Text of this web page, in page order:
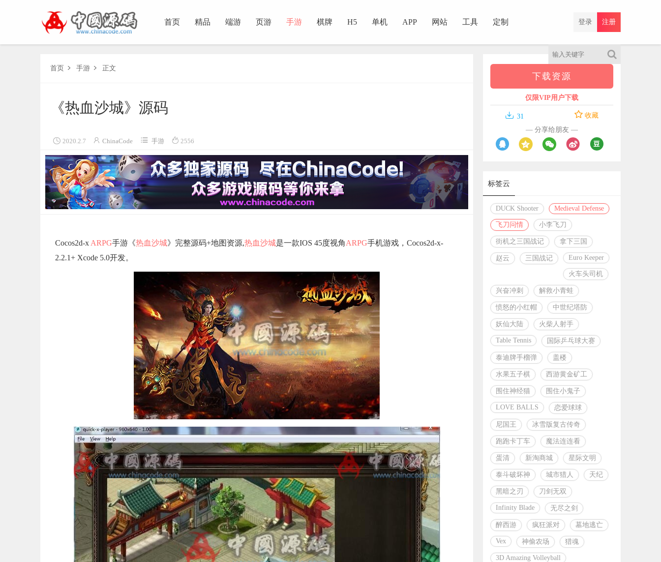
首页 精品 端游 页游 手游 棋牌 H5 单机 APP 网站 工具 定制 注册
登录
首页  手游  正文
《热血沙城》源码
 2020.2.7  ChinaCode  手游  2556
Cocos2d-x ARPG手游《热血沙城》完整源码+地图资源,热血沙城是一款IOS 45度视角ARPG手机游戏，Cocos2d-x-
2.2.1+ Xcode 5.0开发。
下载资源
仅限VIP用户下载
 31
收藏
— 分享给朋友 —
标签云
DUCK Shooter Medieval Defense
飞刀问情 小李飞刀
街机之三国战记 拿下三国
赵云 三国战记 Euro Keeper
火车头司机
兴奋冲刺 解救小青蛙
愤怒的小红帽 中世纪塔防
妖仙大陆 火柴人射手
Table Tennis 国际乒乓球大赛
泰迪牌手榴弹 盖楼
水果五子棋 西游黄金矿工
围住神经猫 围住小鬼子
LOVE BALLS 恋爱球球
尼国王 冰雪版复古传奇
跑跑卡丁车 魔法连连看
蛋清 新淘商城 星际文明
泰斗破坏神 城市猎人 天纪
黑暗之刃 刀剑无双
Infinity Blade 无尽之剑
醉西游 疯狂派对 墓地逃亡
Vex 神偷农场 猎魂
3D Amazing Volleyball